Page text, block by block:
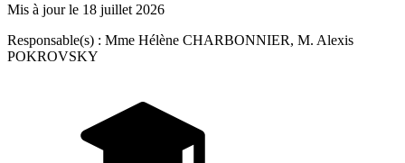
Mis à jour le 18 juillet 2026
Responsable(s) : Mme Hélène CHARBONNIER, M. Alexis
POKROVSKY